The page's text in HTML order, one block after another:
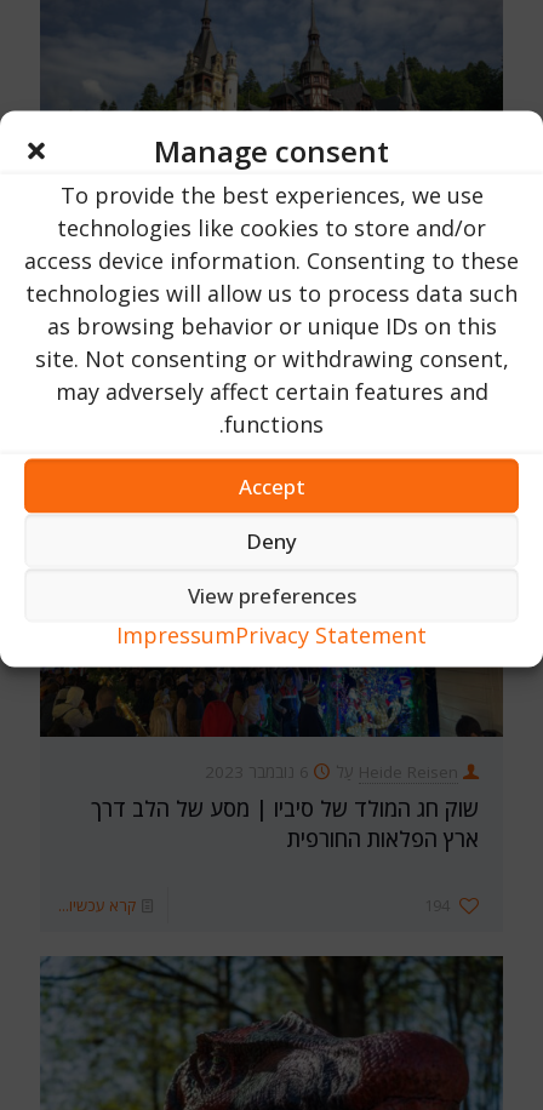
Manage consent
To provide the best experiences, we use
technologies like cookies to store and/or
access device information. Consenting to these
technologies will allow us to process data such
as browsing behavior or unique IDs on this
site. Not consenting or withdrawing consent,
may adversely affect certain features and
functions.
Accept
Deny
View preferences
Privacy Statement
Impressum
Urlaub in Rumänien עַל 16 אוקטובר 2023
טירת פלס | מחוז פרהובה | ליד העיר סינאיה
Heide Reisen עַל 6 נובמבר 2023
שוק חג המולד של סיביו | מסע של הלב דרך
ארץ הפלאות החורפית
194 קרא עכשיו...